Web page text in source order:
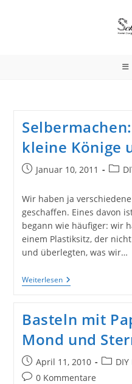
kleine Könige
BeitragJanuar 10, 2011
Wir haben ja
geschaffen. Eines davon
begann wie häufiger: wir
einem Plastiksitz, der
und überlegten, was wir…
WeiterlesenSelbermachen:
König-
Kleine
Könige
Und
Königinnen
Basteln mit
Mond und
Beitrag
veröffentlicht:
April 11, 2010 DIY
Beitrags-
0 Kommentare